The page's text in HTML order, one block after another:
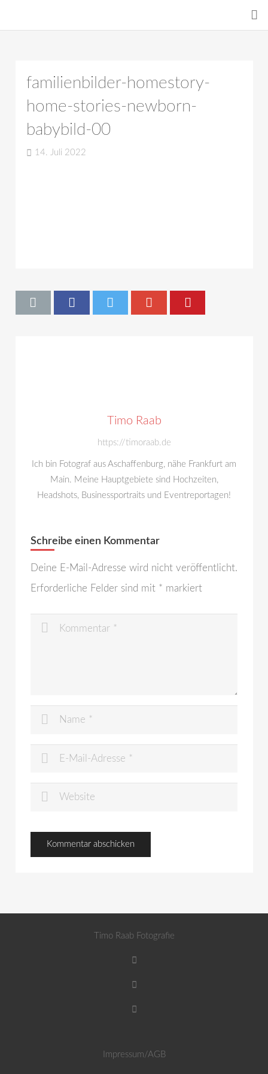
familienbilder-homestory-
home-stories-newborn-
babybild-00
14. Juli 2022
Timo Raab
https://timoraab.de
Ich bin Fotograf aus Aschaffenburg, nähe Frankfurt am
Main. Meine Hauptgebiete sind Hochzeiten,
Headshots, Businessportraits und Eventreportagen!
Schreibe einen Kommentar
Deine E-Mail-Adresse wird nicht veröffentlicht.
Erforderliche Felder sind mit * markiert
Timo Raab Fotografie
Impressum/AGB